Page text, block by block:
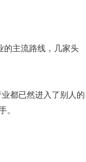
的主流路线，几家头
都已然进入了别人的
。